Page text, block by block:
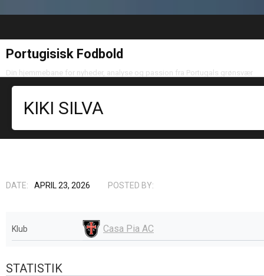
Portugisisk Fodbold
Din hjemmebane for nyheder, analyse og passion fra Portugals grønsvær
KIKI SILVA
DATE: APRIL 23, 2026 POSTED BY:
Klub Casa Pia AC
STATISTIK